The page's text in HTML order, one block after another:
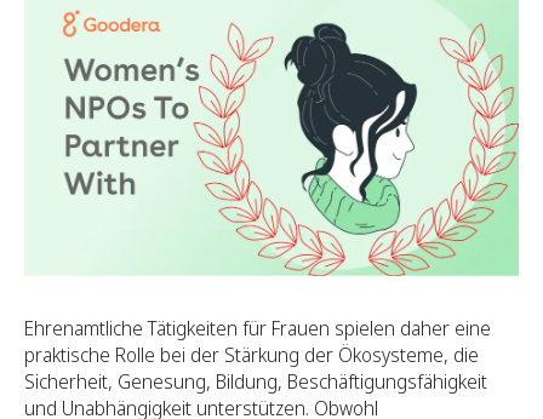
Ehrenamtliche Tätigkeiten für Frauen spielen daher eine
praktische Rolle bei der Stärkung der Ökosysteme, die
Sicherheit, Genesung, Bildung, Beschäftigungsfähigkeit
und Unabhängigkeit unterstützen. Obwohl